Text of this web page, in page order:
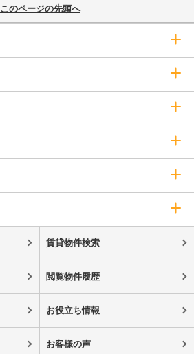
このページの先頭へ
賃貸物件検索
閲覧物件履歴
お役立ち情報
お客様の声